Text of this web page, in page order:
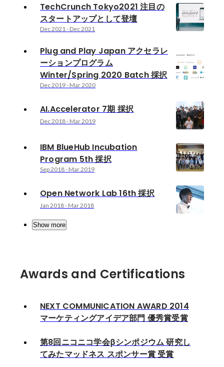
TechCrunch Tokyo2021 注目の
スタートアップとして登壇
Dec 2021 - Dec 2021
Plug and Play Japan アクセラレ
ーションプログラム
Winter/Spring 2020 Batch 採択
Dec 2019- Mar 2020
AI.Accelerator 7期 採択
Dec 2018- Mar 2019
IBM BlueHub Incubation
Program 5th 採択
Sep 2018- Mar 2019
Open Network Lab 16th 採択
Jan 2018- Mar 2018
Show more
Awards and Certifications
NEXT COMMUNICATION AWARD 2014
マーケティングアイデア部門 優秀賞受賞
第8回ニコニコ学会βシンポジウム 研究し
てみたマッドネス スポンサー賞 受賞